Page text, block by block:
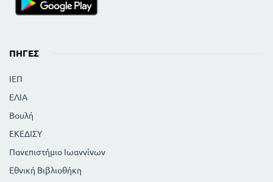
ΠΗΓΈΣ
ΙΕΠ
ΕΛΙΑ
Βουλή
ΕΚΕΔΙΣΥ
Πανεπιστήμιο Ιωαννίνων
Εθνική Βιβλιοθήκη